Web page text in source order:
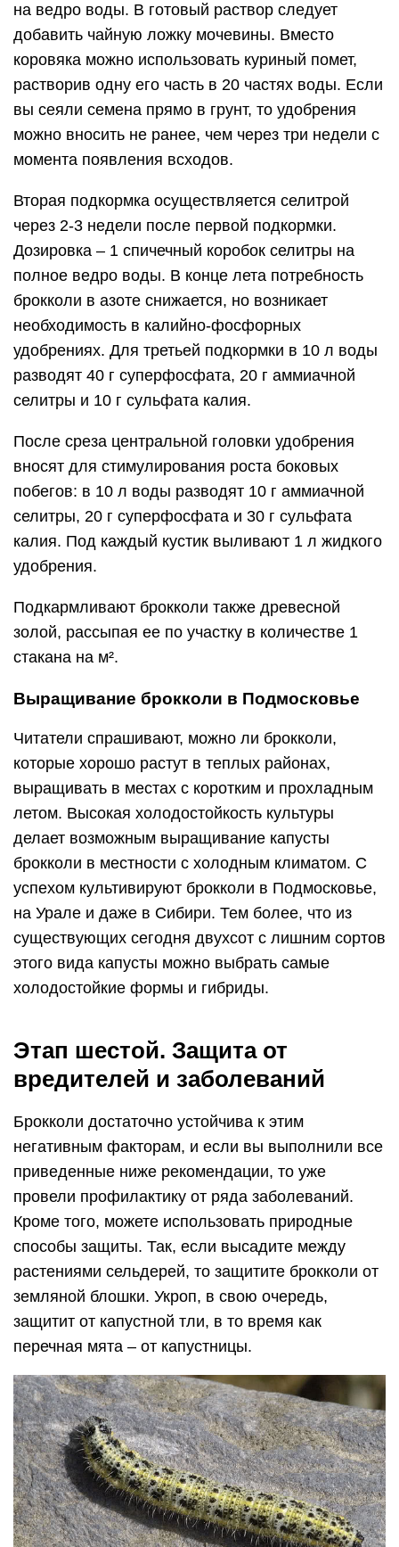
на ведро воды. В готовый раствор следует
добавить чайную ложку мочевины. Вместо
коровяка можно использовать куриный помет,
растворив одну его часть в 20 частях воды. Если
вы сеяли семена прямо в грунт, то удобрения
можно вносить не ранее, чем через три недели с
момента появления всходов.
Вторая подкормка осуществляется селитрой
через 2-3 недели после первой подкормки.
Дозировка – 1 спичечный коробок селитры на
полное ведро воды. В конце лета потребность
брокколи в азоте снижается, но возникает
необходимость в калийно-фосфорных
удобрениях. Для третьей подкормки в 10 л воды
разводят 40 г суперфосфата, 20 г аммиачной
селитры и 10 г сульфата калия.
После среза центральной головки удобрения
вносят для стимулирования роста боковых
побегов: в 10 л воды разводят 10 г аммиачной
селитры, 20 г суперфосфата и 30 г сульфата
калия. Под каждый кустик выливают 1 л жидкого
удобрения.
Подкармливают брокколи также древесной
золой, рассыпая ее по участку в количестве 1
стакана на м².
Выращивание брокколи в Подмосковье
Читатели спрашивают, можно ли брокколи,
которые хорошо растут в теплых районах,
выращивать в местах с коротким и прохладным
летом. Высокая холодостойкость культуры
делает возможным выращивание капусты
брокколи в местности с холодным климатом. С
успехом культивируют брокколи в Подмосковье,
на Урале и даже в Сибири. Тем более, что из
существующих сегодня двухсот с лишним сортов
этого вида капусты можно выбрать самые
холодостойкие формы и гибриды.
Этап шестой. Защита от
вредителей и заболеваний
Брокколи достаточно устойчива к этим
негативным факторам, и если вы выполнили все
приведенные ниже рекомендации, то уже
провели профилактику от ряда заболеваний.
Кроме того, можете использовать природные
способы защиты. Так, если высадите между
растениями сельдерей, то защитите брокколи от
земляной блошки. Укроп, в свою очередь,
защитит от капустной тли, в то время как
перечная мята – от капустницы.